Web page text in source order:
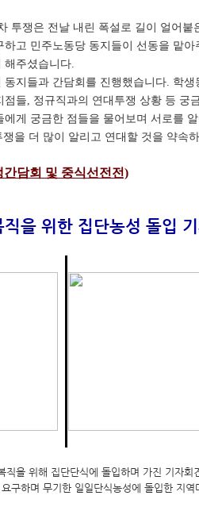
투쟁은 전날 내린 폭설로 길이 얼어붙
고 민주노동당 동지들이 선동을 맡아
해주셨습니다.
지들과 간담회를 진행했습니다. 학생
들, 정규직과의 연대투쟁 상황 등 궁
게 궁금한 점들을 물어보며 서로를
을 더 많이 알리고 연대할 것을 약속
간담회 및 중식선전전)
을 위한 집단농성 돌입
직을 위해 집단단식에 돌입하며 가진 기자회
구하며 무기한 일일단식농성에 돌입한 지역